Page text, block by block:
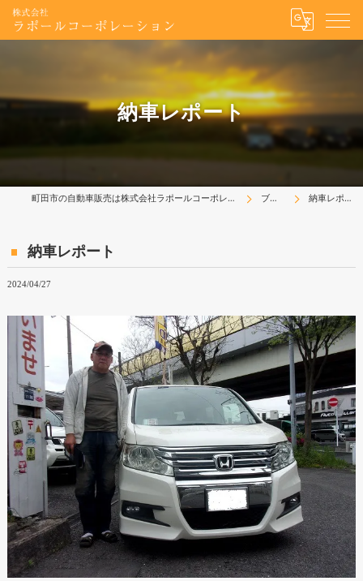
納車レポート
町田市の自動車販売は株式会社ラポールコーポレーション ブログ 納車レポート
納車レポート
2024/04/27